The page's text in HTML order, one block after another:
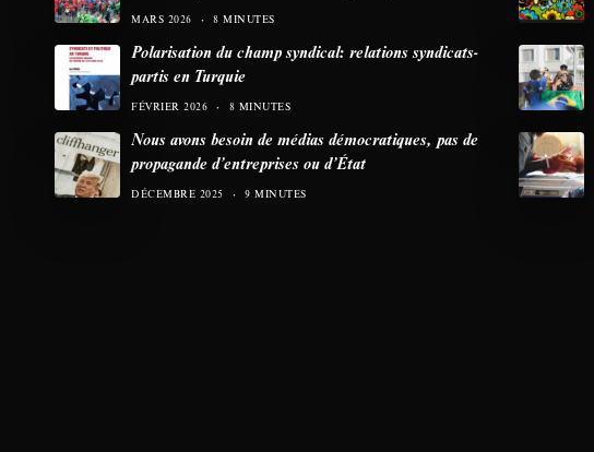
MARS 2026 8 MINUTES
Polarisation du champ syndical: relations syndicats-
partis en Turquie
FÉVRIER 2026 8 MINUTES
Nous avons besoin de médias démocratiques, pas de
propagande d’entreprises ou d’État
DÉCEMBRE 2025 9 MINUTES